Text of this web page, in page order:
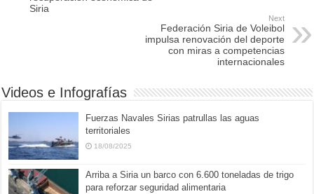
o
Siria
Next
Federación Siria de Voleibol
impulsa renovación del deporte
con miras a competencias
internacionales
Videos e Infografías
Fuerzas Navales Sirias patrullas las aguas
territoriales
18/08/2025
Arriba a Siria un barco con 6.600 toneladas de trigo
para reforzar seguridad alimentaria